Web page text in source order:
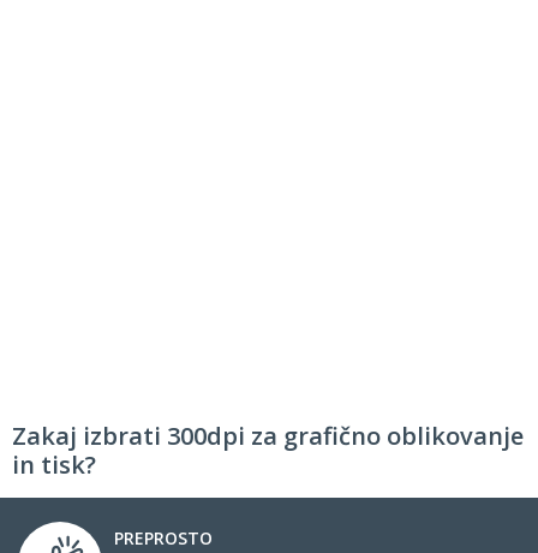
Zakaj izbrati 300dpi za grafično oblikovanje
in tisk?
PREPROSTO